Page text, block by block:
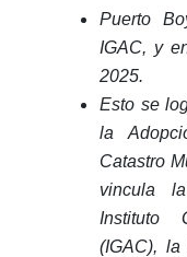
Puerto
IGAC, y
2025.
Esto se
la
Catastro
vincula
Instituto
(IGAC), la